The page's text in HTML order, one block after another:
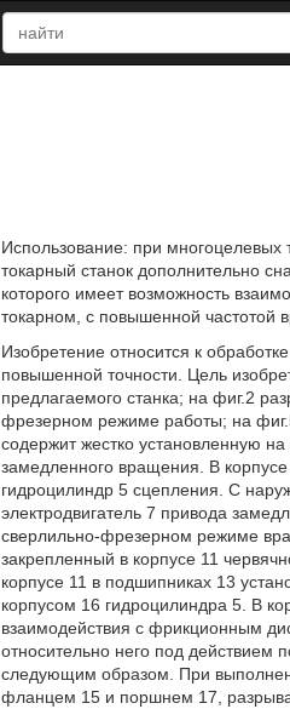
Использование: при
токарный станок дополнительно
которого имеет возможность
токарном, с повышенной
Изобретение относится к
повышенной точности. Цель
предлагаемого станка; на фиг.2
фрезерном режиме работы; на
содержит жестко установленную
замедленного вращения. В
гидроцилиндр 5 сцепления. С
электродвигатель 7 привода
сверлильно-фрезерном режиме
закрепленный в корпусе 11
корпусе 11 в подшипниках 13
корпусом 16 гидроцилиндра 5. В
взаимодействия с фрикционным
относительно него под действием
следующим образом. При
фланцем 15 и поршнем 17,